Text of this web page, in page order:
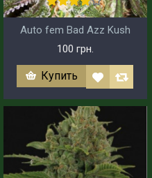
Auto fem Bad Azz Kush
100 грн.
Купить